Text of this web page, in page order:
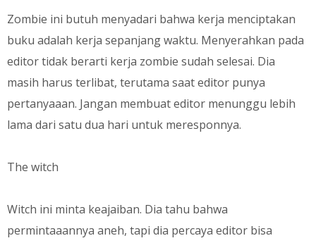
Zombie ini butuh menyadari bahwa kerja menciptakan
buku adalah kerja sepanjang waktu. Menyerahkan pada
editor tidak berarti kerja zombie sudah selesai. Dia
masih harus terlibat, terutama saat editor punya
pertanyaaan. Jangan membuat editor menunggu lebih
lama dari satu dua hari untuk meresponnya.
The witch
Witch ini minta keajaiban. Dia tahu bahwa
permintaaannya aneh, tapi dia percaya editor bisa